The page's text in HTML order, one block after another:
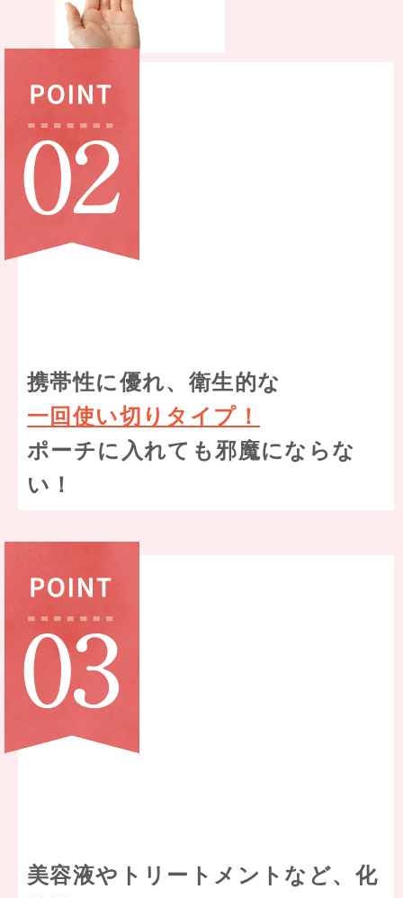
携帯性に優れ、衛生的な
一回使い切りタイプ！
ポーチに入れても邪魔にならな
い！
美容液やトリートメントなど、化